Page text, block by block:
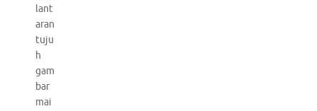
lant
aran
tuju
h
gam
bar
mai